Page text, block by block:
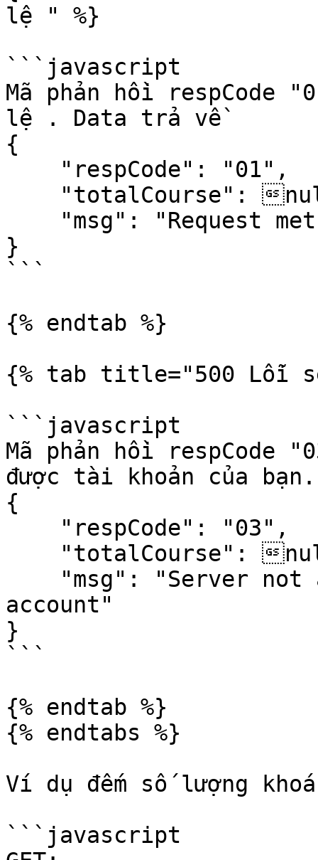
lệ " %}
```javascript
Mã phản hồi respCode
lệ . Data trả về
{
}
```
{% endtab %}
{% tab title="500 Lỗi
```javascript
Mã phản hồi respCode
được tài khoản của
{
account"
}
```
{% endtab %}
{% endtabs %}
Ví dụ đếm số lượng
```javascript